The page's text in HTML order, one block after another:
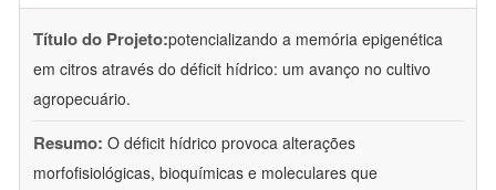
Título do Projeto:potencializando a memória epigenética
em citros através do déficit hídrico: um avanço no cultivo
agropecuário.
Resumo: O déficit hídrico provoca alterações
morfofisiológicas, bioquímicas e moleculares que